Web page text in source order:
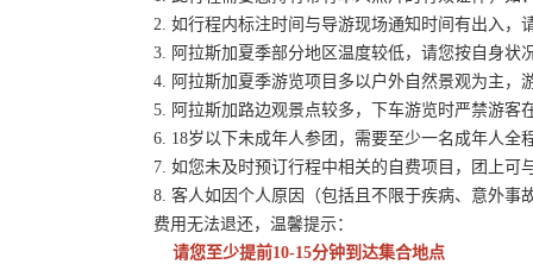
2. 如行程内标注时间与导游现场通知时间有出入，
3. 阿拉斯加夏季部分地区温度较低，请您按自身
4. 阿拉斯加夏季游览项目多以户外自然景观为主
5. 阿拉斯加路边观景点较多，下车游览时严禁游
6. 18岁以下未成年人参团，需要至少一名成年人
7. 如您未及时预订行程中相关的自费项目，团上可
8. 客人如因个人原因（包括且不限于疾病、意外
费用无法退还，温馨提示：
请您至少提前10-15分钟到达集合地点